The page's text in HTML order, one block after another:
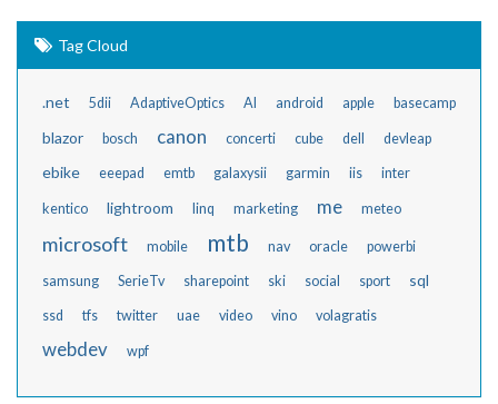
Tag Cloud
.net 5dii AdaptiveOptics AI android apple basecamp
blazor bosch canon concerti cube dell devleap
ebike eeepad emtb galaxysii garmin iis inter
kentico lightroom linq marketing me meteo
microsoft mobile mtb nav oracle powerbi
samsung SerieTv sharepoint ski social sport sql
ssd tfs twitter uae video vino volagratis
webdev wpf